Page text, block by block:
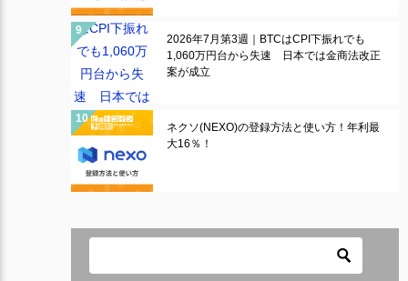
2026年7月第3週｜BTCはCPI下振れでも
1,060万円台から失速 日本では金商法改正
案が成立
ネクソ(NEXO)の登録方法と使い方！年利最
大16％！